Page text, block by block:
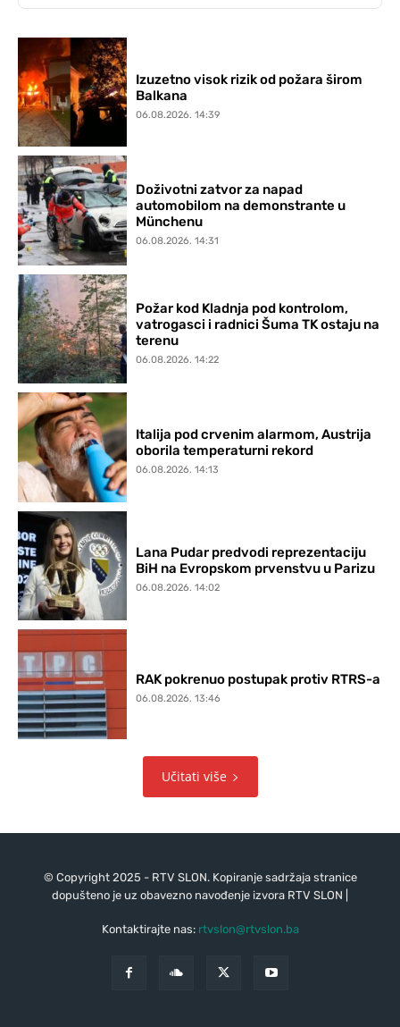
Izuzetno visok rizik od požara širom
Balkana
06.08.2026. 14:39
Doživotni zatvor za napad
automobilom na demonstrante u
Münchenu
06.08.2026. 14:31
Požar kod Kladnja pod kontrolom,
vatrogasci i radnici Šuma TK ostaju na
terenu
06.08.2026. 14:22
Italija pod crvenim alarmom, Austrija
oborila temperaturni rekord
06.08.2026. 14:13
Lana Pudar predvodi reprezentaciju
BiH na Evropskom prvenstvu u Parizu
06.08.2026. 14:02
RAK pokrenuo postupak protiv RTRS-a
06.08.2026. 13:46
Učitati više
© Copyright 2025 - RTV SLON. Kopiranje sadržaja stranice
dopušteno je uz obavezno navođenje izvora RTV SLON |
Kontaktirajte nas: rtvslon@rtvslon.ba